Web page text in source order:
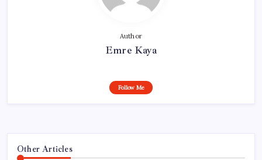
Author
Emre Kaya
Follow Me
Other Articles